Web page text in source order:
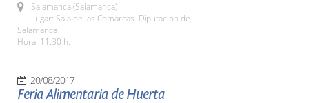
Salamanca (Salamanca)
Lugar: Sala de las Comarcas. Diputación de
Salamanca
Hora: 11:30 h.
20/08/2017
Feria Alimentaria de Huerta